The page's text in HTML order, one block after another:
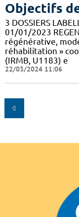
Objectifs
3 DOSSIERS
01/01/2023
régénérative,
réhabilitation »
(IRMB, U1183) e
22/03/2024 11:06